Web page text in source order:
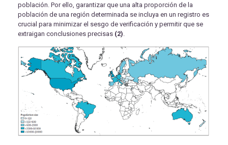
población. Por ello, garantizar que una alta proporción de la
población de una región determinada se incluya en un registro es
crucial para minimizar el sesgo de verificación y permitir que se
extraigan conclusiones precisas (2)